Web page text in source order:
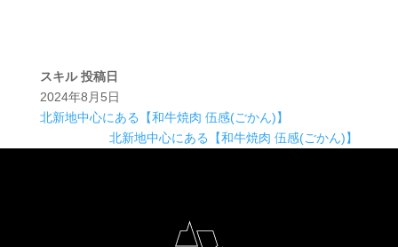
スキル 投稿日
2024年8月5日
北新地中心にある【和牛焼肉 伍感(ごかん)】
北新地中心にある【和牛焼肉 伍感(ごかん)】